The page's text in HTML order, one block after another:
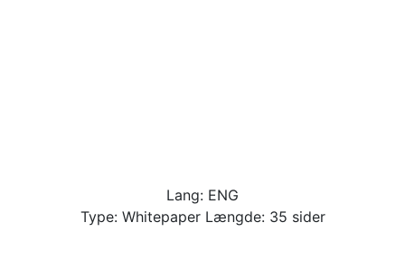
Lang: ENG
Type: Whitepaper Længde: 35 sider